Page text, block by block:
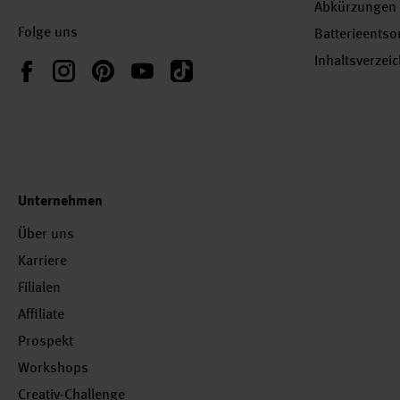
Folge uns
FacebookInstagramPinterestYouTubeTikTok
Abkürzungen
Unternehmen
Über uns
Karriere
Filialen
Affiliate
Prospekt
Workshops
Creativ-Challenge